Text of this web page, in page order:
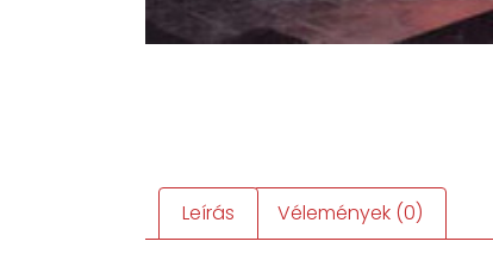
Leírás Vélemények (0)